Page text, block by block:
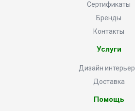
Сертификаты
Бренды
Контакты
Услуги
Дизайн
Доставка
Помощь